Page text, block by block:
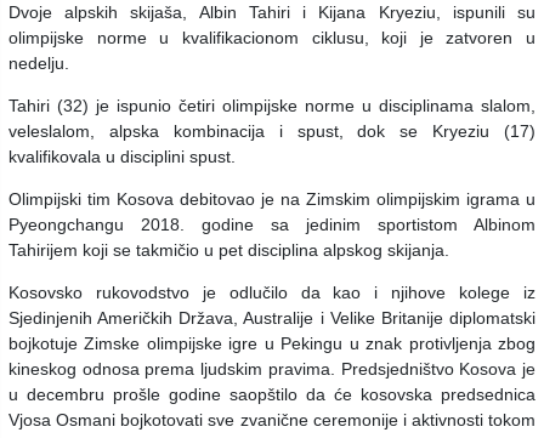
Dvoje alpskih skijaša, Albin Tahiri i Kijana Kryeziu, ispunili su
olimpijske norme u kvalifikacionom ciklusu, koji je zatvoren u
nedelju.
Tahiri (32) je ispunio četiri olimpijske norme u disciplinama slalom,
veleslalom, alpska kombinacija i spust, dok se Kryeziu (17)
kvalifikovala u disciplini spust.
Olimpijski tim Kosova debitovao je na Zimskim olimpijskim igrama u
Pyeongchangu 2018. godine sa jedinim sportistom Albinom
Tahirijem koji se takmičio u pet disciplina alpskog skijanja.
Kosovsko rukovodstvo je odlučilo da kao i njihove kolege iz
Sjedinjenih Američkih Država, Australije i Velike Britanije diplomatski
bojkotuje Zimske olimpijske igre u Pekingu u znak protivljenja zbog
kineskog odnosa prema ljudskim pravima. Predsjedništvo Kosova je
u decembru prošle godine saopštilo da će kosovska predsednica
Vjosa Osmani bojkotovati sve zvanične ceremonije i aktivnosti tokom